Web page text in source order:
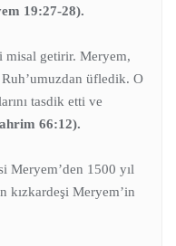
19:27-28).
misal getirir. Meryem,
üfledik. O
tasdik etti ve
66:12).
Meryem’den 1500 yıl
kızkardeşi Meryem’in